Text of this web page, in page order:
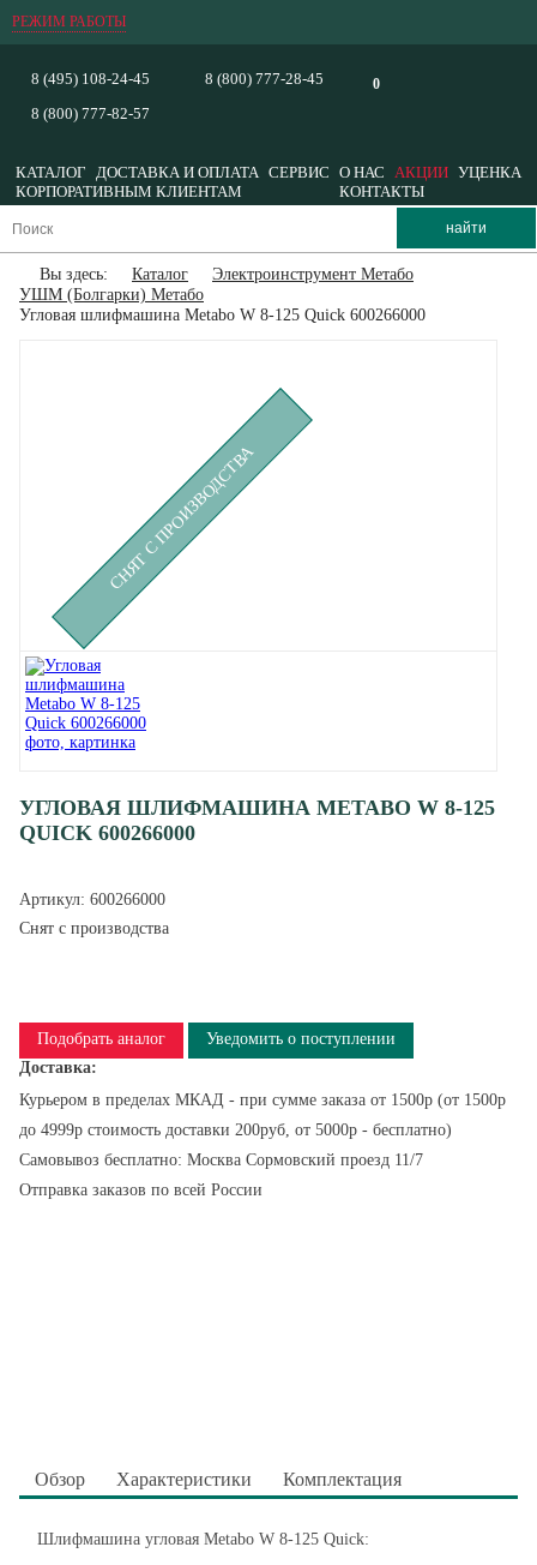
РЕЖИМ РАБОТЫ
0
8 (495) 108-24-45
8 (800) 777-82-57
8 (800) 777-28-45
КАТАЛОГ ДОСТАВКА И ОПЛАТА СЕРВИС О НАС АКЦИИ УЦЕНКА
КОРПОРАТИВНЫМ КЛИЕНТАМ
КОНТАКТЫ
Вы здесь: Каталог
Электроинструмент Метабо
УШМ (Болгарки) Метабо
Угловая шлифмашина Metabo W 8-125 Quick 600266000
СНЯТ С ПРОИЗВОДСТВА
УГЛОВАЯ ШЛИФМАШИНА METABO W 8-125
QUICK 600266000
Артикул: 600266000
Снят с производства
Подобрать аналог
Уведомить о поступлении
Доставка:
Курьером в пределах МКАД - при сумме заказа от 1500р (от 1500р
до 4999р стоимость доставки 200руб, от 5000р - бесплатно)
Самовывоз бесплатно: Москва Сормовский проезд 11/7
Отправка заказов по всей России
Обзор Характеристики Комплектация
Шлифмашина угловая Metabo W 8-125 Quick: